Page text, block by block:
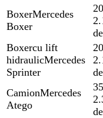
BoxerMercedes
Boxer
Boxercu lift
hidraulicMercedes
Sprinter
CamionMercedes
Atego